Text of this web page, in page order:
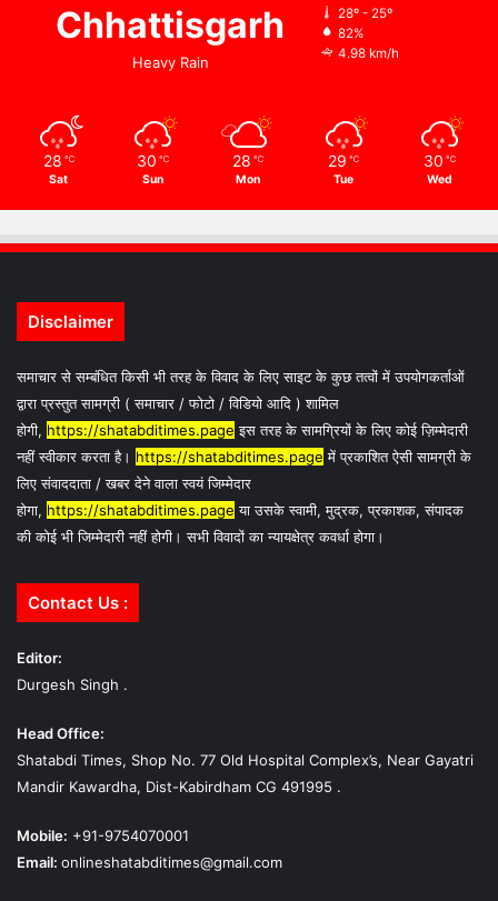
Chhattisgarh
Heavy Rain
28º - 25º
82%
4.98 km/h
28 ℃
Sat
30 ℃
Sun
28 ℃
Mon
29 ℃
Tue
30 ℃
Wed
Disclaimer
समाचार से सम्बंधित किसी भी तरह के विवाद के लिए साइट के कुछ तत्वों में उपयोगकर्ताओं
द्वारा प्रस्तुत सामग्री ( समाचार / फोटो / विडियो आदि ) शामिल
होगी, https://shatabditimes.page इस तरह के सामग्रियों के लिए कोई ज़िम्मेदारी
नहीं स्वीकार करता है। https://shatabditimes.page में प्रकाशित ऐसी सामग्री के
लिए संवाददाता / खबर देने वाला स्वयं जिम्मेदार
होगा, https://shatabditimes.page या उसके स्वामी, मुद्रक, प्रकाशक, संपादक
की कोई भी जिम्मेदारी नहीं होगी। सभी विवादों का न्यायक्षेत्र कवर्धा होगा।
Contact Us :
Editor:
Durgesh Singh .
Head Office:
Shatabdi Times, Shop No. 77 Old Hospital Complex’s, Near Gayatri
Mandir Kawardha, Dist-Kabirdham CG 491995 .
Mobile: +91-9754070001
Email: onlineshatabditimes@gmail.com